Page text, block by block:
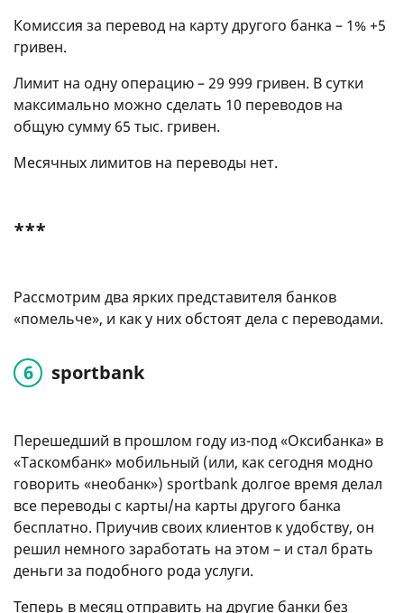
Комиссия за перевод на карту другого банка – 1% +5
гривен.
Лимит на одну операцию – 29 999 гривен. В сутки
максимально можно сделать 10 переводов на
общую сумму 65 тыс. гривен.
Месячных лимитов на переводы нет.
***
Рассмотрим два ярких представителя банков
«помельче», и как у них обстоят дела с переводами.
sportbank
Перешедший в прошлом году из-под «Оксибанка» в
«Таскомбанк» мобильный (или, как сегодня модно
говорить «необанк») sportbank долгое время делал
все переводы с карты/на карты другого банка
бесплатно. Приучив своих клиентов к удобству, он
решил немного заработать на этом – и стал брать
деньги за подобного рода услуги.
Теперь в месяц отправить на другие банки без